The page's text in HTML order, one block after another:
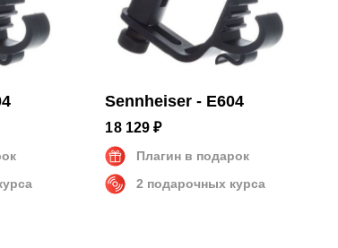
Sennheiser - E604
18 129 ₽
Плагин в подарок
2 подарочных курса